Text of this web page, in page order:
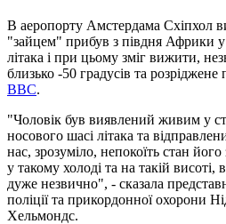
В аеропорту Амстердама Схіпхол
"зайцем" прибув з півдня Африки у
літака і при цьому зміг вижити,
близько -50 градусів та
ВВС.
"Чоловік був виявлений живим у
носового шасі літака та
нас, зрозуміло, непокоїть стан
у такому холоді та на такій
дуже незвично", - сказала
поліції та прикордонної охорони
Хельмондс.